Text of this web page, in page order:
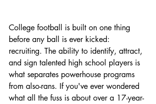
College football is built on one thing
before any ball is ever kicked:
recruiting. The ability to identify, attract,
and sign talented high school players is
what separates powerhouse programs
from also-rans. If you've ever wondered
what all the fuss is about over a 17-year-